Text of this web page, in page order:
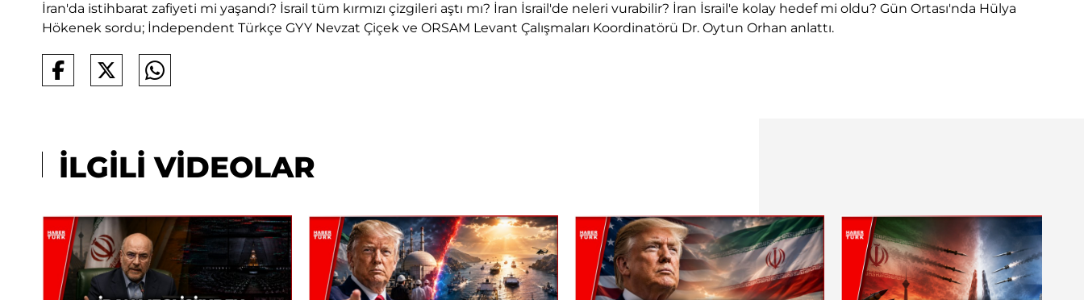
İran'da istihbarat zafiyeti mi yaşandı? İsrail tüm kırmızı çizgileri aştı mı? İran İsrail'de neleri vurabilir? İran İsrail'e kolay hedef mi oldu? Gün Ortası'nda Hülya
Hökenek sordu; İndependent Türkçe GYY Nevzat Çiçek ve ORSAM Levant Çalışmaları Koordinatörü Dr. Oytun Orhan anlattı.
İLGİLİ VİDEOLAR